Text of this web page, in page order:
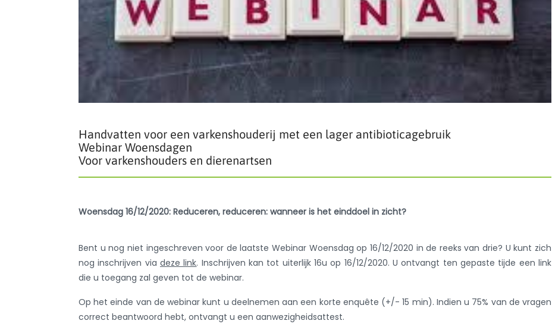
Handvatten voor een varkenshouderij met een lager antibioticagebruik
Webinar Woensdagen
Voor varkenshouders en dierenartsen
Woensdag 16/12/2020: Reduceren, reduceren: wanneer is het einddoel in zicht?
Bent u nog niet ingeschreven voor de laatste Webinar Woensdag op 16/12/2020 in de reeks van drie? U kunt zich
nog inschrijven via deze link. Inschrijven kan tot uiterlijk 16u op 16/12/2020. U ontvangt ten gepaste tijde een link
die u toegang zal geven tot de webinar.
Op het einde van de webinar kunt u deelnemen aan een korte enquête (+/- 15 min). Indien u 75% van de vragen
correct beantwoord hebt, ontvangt u een aanwezigheidsattest.